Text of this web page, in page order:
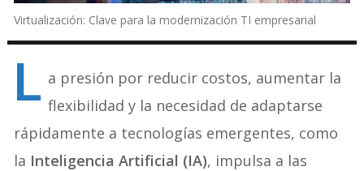
Virtualización: Clave para la modernización TI empresarial
L a presión por reducir costos, aumentar la
flexibilidad y la necesidad de adaptarse
rápidamente a tecnologías emergentes, como
la Inteligencia Artificial (IA), impulsa a las